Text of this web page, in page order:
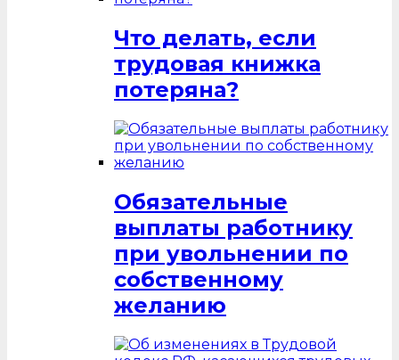
Что делать, если
трудовая книжка
потеряна?
Обязательные
выплаты работнику
при увольнении по
собственному
желанию